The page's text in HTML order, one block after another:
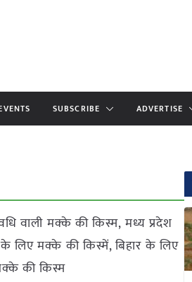
SUBSCRIBE ADVERTISE
वाली मक्के की किस्म, मध्य प्रदेश
लिए मक्के की किस्में, बिहार के लिए
की किस्म